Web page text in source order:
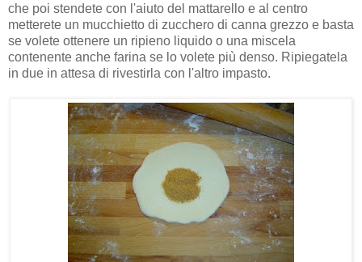
che poi stendete con l'aiuto del mattarello e al centro
metterete un mucchietto di zucchero di canna grezzo e basta
se volete ottenere un ripieno liquido o una miscela
contenente anche farina se lo volete più denso. Ripiegatela
in due in attesa di rivestirla con l'altro impasto.